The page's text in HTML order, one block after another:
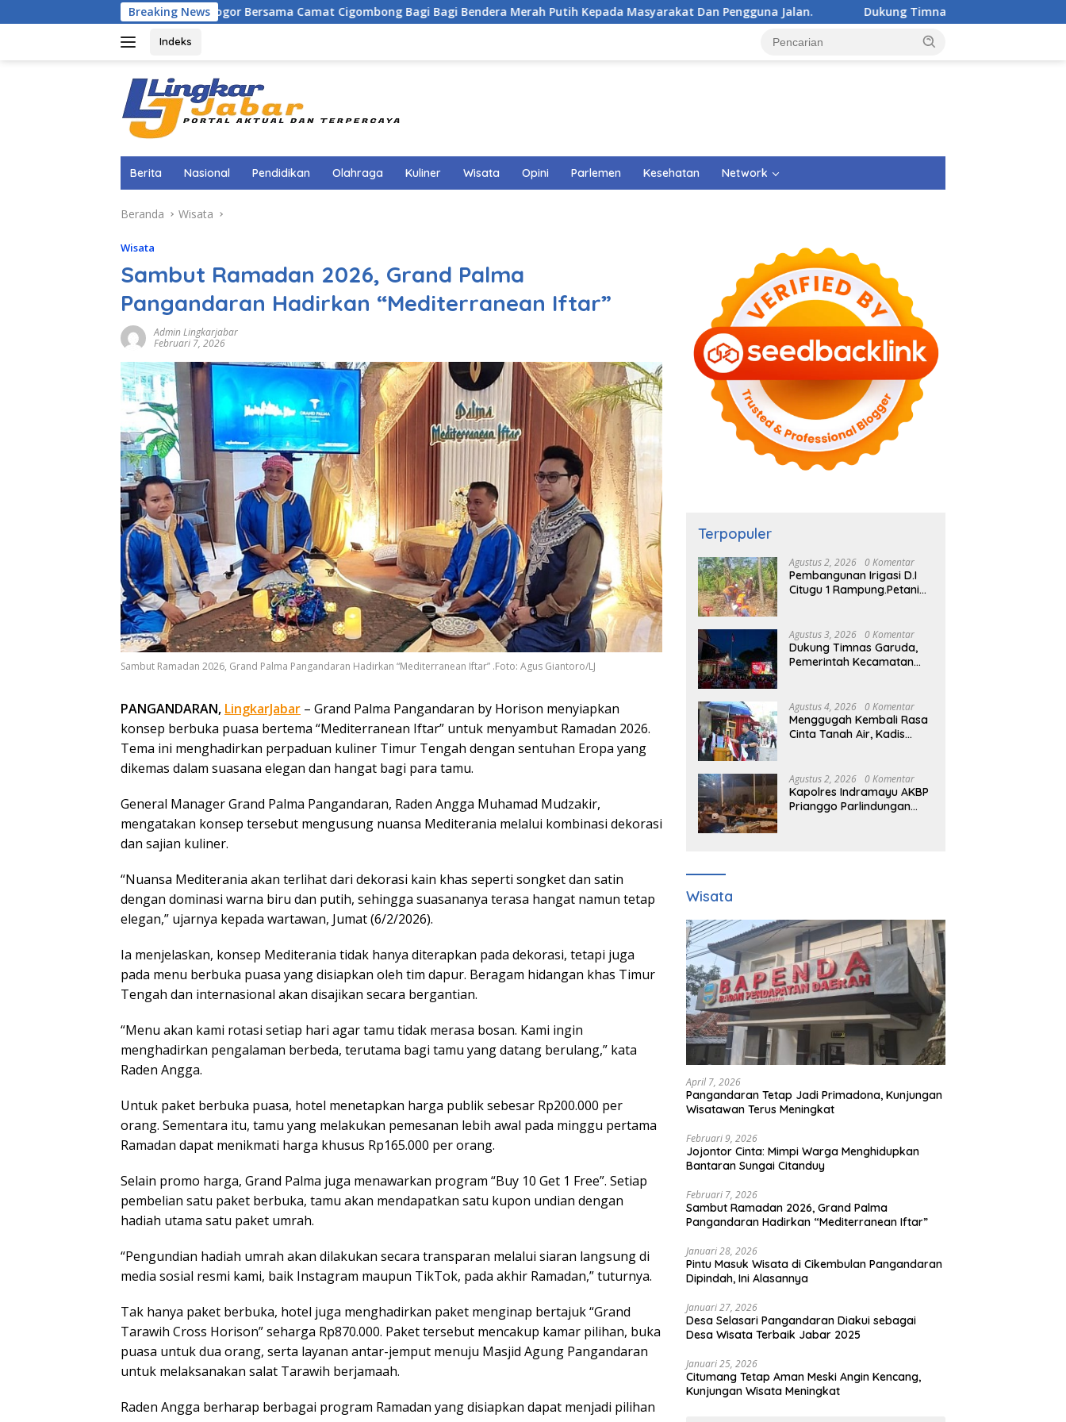
ke
Breaking News
DPMD Kabupaten Bogor Bersama Camat Cigombong Bagi Bagi Bendera Merah Putih Kepada Masyarakat Dan Pengguna Jalan. Dukung Timnas Garuda, Pemerintah Kecamatan
Indeks
Berita Nasional Pendidikan Olahraga Kuliner Wisata Opini Parlemen Kesehatan Network
Beranda Wisata
Wisata
Sambut Ramadan 2026, Grand Palma
Pangandaran Hadirkan “Mediterranean Iftar”
Admin Lingkarjabar
Februari 7, 2026
Sambut Ramadan 2026, Grand Palma Pangandaran Hadirkan “Mediterranean Iftar” .Foto: Agus Giantoro/LJ
PANGANDARAN, LingkarJabar – Grand Palma Pangandaran by Horison menyiapkan
konsep berbuka puasa bertema “Mediterranean Iftar” untuk menyambut Ramadan 2026.
Tema ini menghadirkan perpaduan kuliner Timur Tengah dengan sentuhan Eropa yang
dikemas dalam suasana elegan dan hangat bagi para tamu.
General Manager Grand Palma Pangandaran, Raden Angga Muhamad Mudzakir,
mengatakan konsep tersebut mengusung nuansa Mediterania melalui kombinasi dekorasi
dan sajian kuliner.
“Nuansa Mediterania akan terlihat dari dekorasi kain khas seperti songket dan satin
dengan dominasi warna biru dan putih, sehingga suasananya terasa hangat namun tetap
elegan,” ujarnya kepada wartawan, Jumat (6/2/2026).
Ia menjelaskan, konsep Mediterania tidak hanya diterapkan pada dekorasi, tetapi juga
pada menu berbuka puasa yang disiapkan oleh tim dapur. Beragam hidangan khas Timur
Tengah dan internasional akan disajikan secara bergantian.
“Menu akan kami rotasi setiap hari agar tamu tidak merasa bosan. Kami ingin
menghadirkan pengalaman berbeda, terutama bagi tamu yang datang berulang,” kata
Raden Angga.
Untuk paket berbuka puasa, hotel menetapkan harga publik sebesar Rp200.000 per
orang. Sementara itu, tamu yang melakukan pemesanan lebih awal pada minggu pertama
Ramadan dapat menikmati harga khusus Rp165.000 per orang.
Selain promo harga, Grand Palma juga menawarkan program “Buy 10 Get 1 Free”. Setiap
pembelian satu paket berbuka, tamu akan mendapatkan satu kupon undian dengan
hadiah utama satu paket umrah.
“Pengundian hadiah umrah akan dilakukan secara transparan melalui siaran langsung di
media sosial resmi kami, baik Instagram maupun TikTok, pada akhir Ramadan,” tuturnya.
Tak hanya paket berbuka, hotel juga menghadirkan paket menginap bertajuk “Grand
Tarawih Cross Horison” seharga Rp870.000. Paket tersebut mencakup kamar pilihan, buka
puasa untuk dua orang, serta layanan antar-jemput menuju Masjid Agung Pangandaran
untuk melaksanakan salat Tarawih berjamaah.
Raden Angga berharap berbagai program Ramadan yang disiapkan dapat menjadi pilihan
Terpopuler
Agustus 2, 2026 0 Komentar
Pembangunan Irigasi D.I
Citugu 1 Rampung.Petani
Agustus 3, 2026 0 Komentar
Dukung Timnas Garuda,
Pemerintah Kecamatan
Agustus 4, 2026 0 Komentar
Menggugah Kembali Rasa
Cinta Tanah Air, Kadis
Cigombong Bagi Bagi
Bendera Merah Putih
Kepada Masyarakat Dan
Agustus 2, 2026 0 Komentar
Kapolres Indramayu AKBP
Prianggo Parlindungan
Wisata
April 7, 2026
Pangandaran Tetap Jadi Primadona, Kunjungan
Wisatawan Terus Meningkat
Februari 9, 2026
Jojontor Cinta: Mimpi Warga Menghidupkan
Bantaran Sungai Citanduy
Februari 7, 2026
Sambut Ramadan 2026, Grand Palma
Pangandaran Hadirkan “Mediterranean Iftar”
Januari 28, 2026
Pintu Masuk Wisata di Cikembulan Pangandaran
Dipindah, Ini Alasannya
Januari 27, 2026
Desa Selasari Pangandaran Diakui sebagai
Desa Wisata Terbaik Jabar 2025
Januari 25, 2026
Citumang Tetap Aman Meski Angin Kencang,
Kunjungan Wisata Meningkat